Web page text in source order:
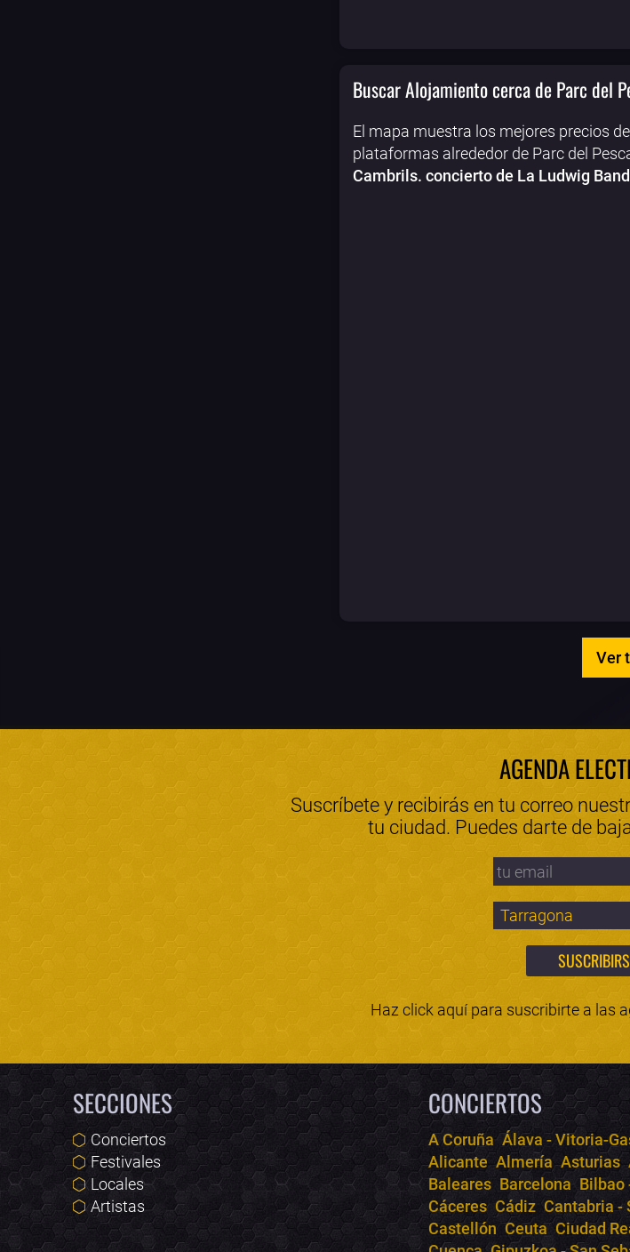
Buscar Alojamiento cerca de Parc del
El mapa muestra los mejores precios
plataformas alrededor de Parc del
Cambrils. concierto de La Ludwig Band
Ver
AGENDA
Suscríbete y recibirás en tu correo
tu ciudad. Puedes darte de
Haz click aquí para suscribirte a las
SECCIONES
Conciertos
Festivales
Locales
Artistas
CONCIERTOS
A Coruña Álava - Vitoria-
Alicante Almería Asturias
Baleares Barcelona Bilbao
Cáceres Cádiz Cantabria -
Castellón Ceuta Ciudad